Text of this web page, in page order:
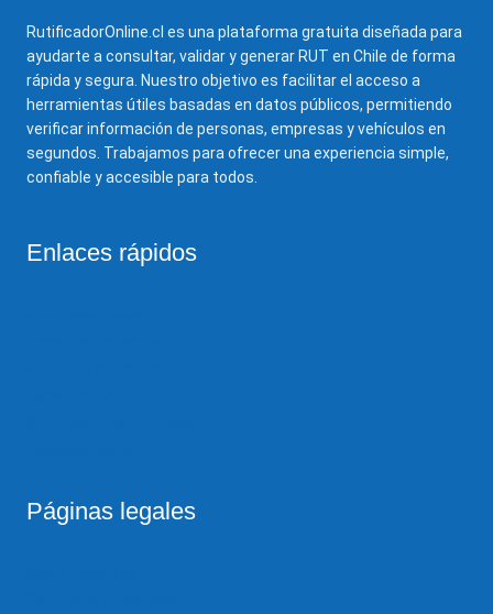
RutificadorOnline.cl es una plataforma gratuita diseñada para
ayudarte a consultar, validar y generar RUT en Chile de forma
rápida y segura. Nuestro objetivo es facilitar el acceso a
herramientas útiles basadas en datos públicos, permitiendo
verificar información de personas, empresas y vehículos en
segundos. Trabajamos para ofrecer una experiencia simple,
confiable y accesible para todos.
Enlaces rápidos
Páginas legales